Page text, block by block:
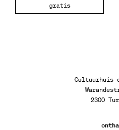
gratis
Cultuurhuis
2300